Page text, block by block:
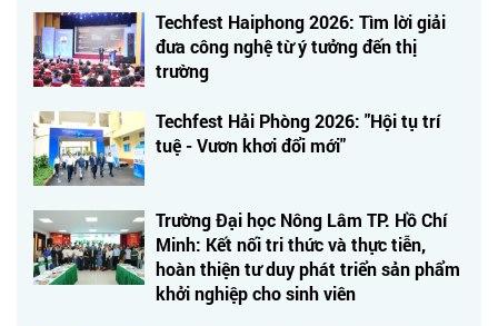
Techfest Haiphong 2026: Tìm lời giải
đưa công nghệ từ ý tưởng đến thị
trường
Techfest Hải Phòng 2026: "Hội tụ trí
tuệ - Vươn khơi đổi mới"
Trường Đại học Nông Lâm TP. Hồ Chí
Minh: Kết nối tri thức và thực tiễn,
hoàn thiện tư duy phát triển sản phẩm
khởi nghiệp cho sinh viên